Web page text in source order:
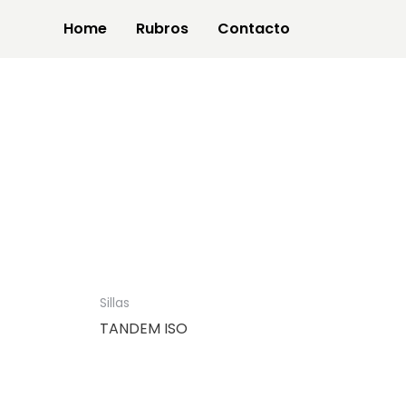
Home Rubros Contacto
Sillas
TANDEM ISO